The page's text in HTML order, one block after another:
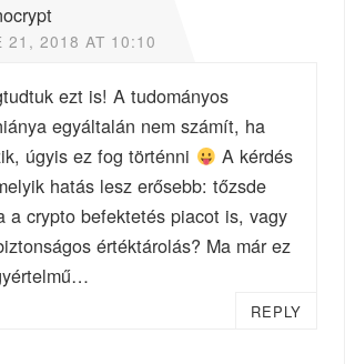
21, 2018 AT 10:10
ezt is! A tudományos
egyáltalán nem számít, ha
úgyis ez fog történni
A kérdés
hatás lesz erősebb: tőzsde
a crypto befektetés piacot is, vagy
értéktárolás? Ma már ez
REPLY